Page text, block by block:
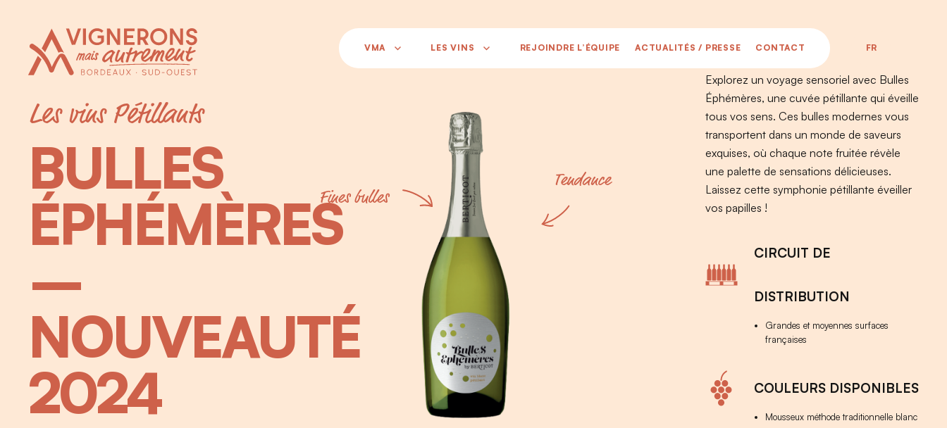
VMA LES VINS REJOINDRE L’ÉQUIPE ACTUALITÉS / PRESSE CONTACT FR
BULLES
ÉPHÉMÈRES
–
NOUVEAUTÉ
2024
Les vins Pétillants
Fines bulles
Tendance
Explorez un voyage sensoriel avec Bulles
Éphémères, une cuvée pétillante qui éveille
tous vos sens. Ces bulles modernes vous
transportent dans un monde de saveurs
exquises, où chaque note fruitée révèle
une palette de sensations délicieuses.
Laissez cette symphonie pétillante éveiller
vos papilles !
CIRCUIT DE
DISTRIBUTION
Grandes et moyennes surfaces
françaises
COULEURS DISPONIBLES
Mousseux méthode traditionnelle blanc